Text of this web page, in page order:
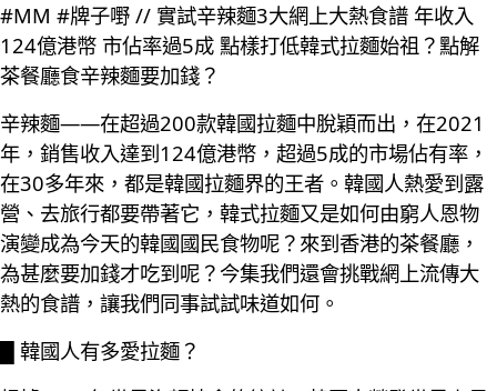
#MM #牌子嘢 // 實試辛辣麵3大網上大熱食譜 年收入
124億港幣 市佔率過5成 點樣打低韓式拉麵始祖？點解
茶餐廳食辛辣麵要加錢？
辛辣麵——在超過200款韓國拉麵中脫穎而出，在2021
年，銷售收入達到124億港幣，超過5成的市場佔有率，
在30多年來，都是韓國拉麵界的王者。韓國人熱愛到露
營、去旅行都要帶著它，韓式拉麵又是如何由窮人恩物
演變成為今天的韓國國民食物呢？來到香港的茶餐廳，
為甚麼要加錢才吃到呢？今集我們還會挑戰網上流傳大
熱的食譜，讓我們同事試試味道如何。
█ 韓國人有多愛拉麵？